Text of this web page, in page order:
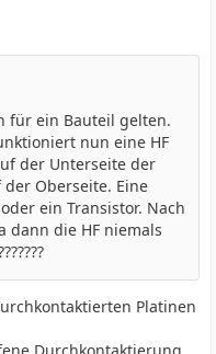
für ein Bauteil gelten.
nun eine HF
der Unterseite der
Oberseite. Eine
ein Transistor. Nach
dann die HF niemals
Platinen